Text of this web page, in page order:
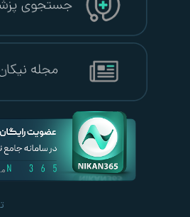
Health Family
Health
پزشکان بیمه ها
مسئولیت اجتماعی نیکان 365